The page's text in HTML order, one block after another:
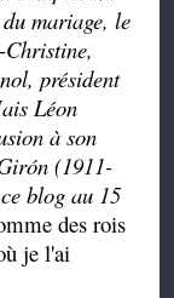
mariage, le
président
Léon
à son
(1911-
blog au 15
des rois
je l'ai